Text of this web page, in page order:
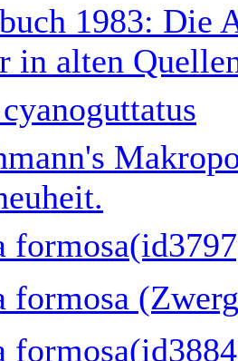
1983: Die
in alten
formosa